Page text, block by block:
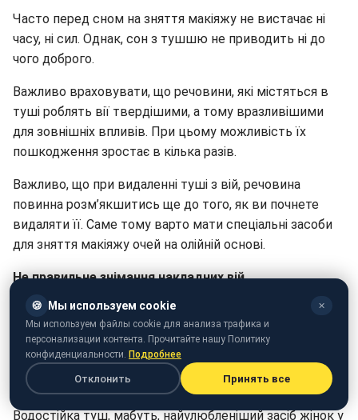
Часто перед сном на зняття макіяжу не вистачає ні
часу, ні сил. Однак, сон з тушшю не приводить ні до
чого доброго.
Важливо враховувати, що речовини, які містяться в
туші роблять вії твердішими, а тому вразливішими
для зовнішніх впливів. При цьому можливість їх
пошкодження зростає в кілька разів.
Важливо, що при видаленні туші з вій, речовина
повинна розм’якшитись ще до того, як ви почнете
видаляти її. Саме тому варто мати спеціальні засоби
для зняття макіяжу очей на олійній основі.
Не правильне знімання накладних вій
Під час знімання накладних вій поспішати не варто.
Якщо позбавлятися їх різкими неакуратними рухами,
то доведеться позбутися чималої кількості вій за раз.
Використовування водостійкої туші щодня
Водостійка туш, мабуть, найулюбленіший засіб жінок у
🍪 Мы используем cookie ✕
Мы используем файлы cookie для анализа трафика и
персонализации контента. Прочитайте нашу Политику
конфиденциальности. Подробнее
Отклонить Принять все